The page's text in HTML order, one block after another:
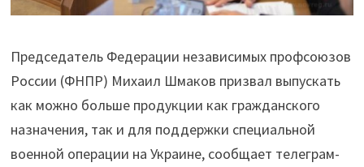
Председатель Федерации независимых профсоюзов
России (ФНПР) Михаил Шмаков призвал выпускать
как можно больше продукции как гражданского
назначения, так и для поддержки специальной
военной операции на Украине, сообщает телеграм-